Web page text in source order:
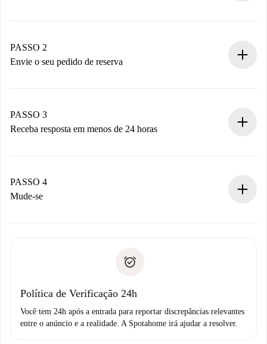
Você tem todas as informações necessárias
antecipadamente.
PASSO 2
Envie o seu pedido de reserva
Não cobramos nada até que o proprietário confirme.
PASSO 3
Receba resposta em menos de 24 horas
proprietário.
Se recusada: não cobraremos nada e ofereceremos
Débito direto bancário
PASSO 4
Mude-se
não comunicar nenhum problema.
Política de Verificação 24h
Você tem 24h após a entrada para reportar discrepâncias relevantes
entre o anúncio e a realidade. A Spotahome irá ajudar a resolver.